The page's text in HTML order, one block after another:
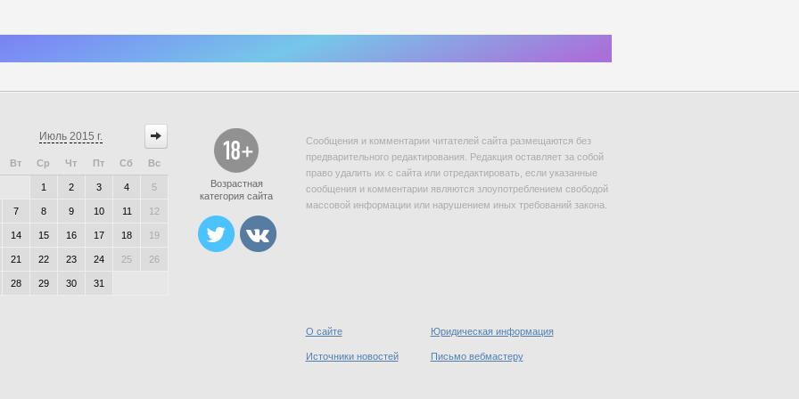
Июль 2015 г.
Вт Ср Чт Пт Сб Вс
1 2 3 4 5
7 8 9 10 11 12
14 15 16 17 18 19
21 22 23 24 25 26
28 29 30 31
Возрастная
категория сайта
Сообщения и комментарии читателей сайта размещаются без
предварительного редактирования. Редакция оставляет за собой
право удалить их с сайта или отредактировать, если указанные
сообщения и комментарии являются злоупотреблением свободой
массовой информации или нарушением иных требований закона.
О сайте Юридическая информация
Источники новостей Письмо вебмастеру